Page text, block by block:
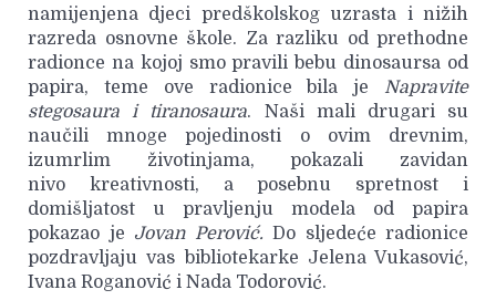
namijenjena djeci predškolskog uzrasta i nižih
razreda osnovne škole. Za razliku od prethodne
radionce na kojoj smo pravili bebu dinosaursa od
papira, teme ove radionice bila je Napravite
stegosaura i tiranosaura. Naši mali drugari su
naučili mnoge pojedinosti o ovim drevnim,
izumrlim životinjama, pokazali zavidan
nivo kreativnosti, a posebnu spretnost i
domišljatost u pravljenju modela od papira
pokazao je Jovan Perović. Do sljedeće radionice
pozdravljaju vas bibliotekarke Jelena Vukasović,
Ivana Roganović i Nada Todorović.